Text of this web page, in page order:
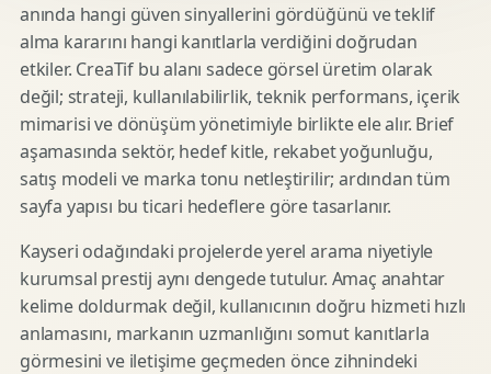
anında hangi güven sinyallerini gördüğünü ve teklif
alma kararını hangi kanıtlarla verdiğini doğrudan
etkiler. CreaTif bu alanı sadece görsel üretim olarak
değil; strateji, kullanılabilirlik, teknik performans, içerik
mimarisi ve dönüşüm yönetimiyle birlikte ele alır. Brief
aşamasında sektör, hedef kitle, rekabet yoğunluğu,
satış modeli ve marka tonu netleştirilir; ardından tüm
sayfa yapısı bu ticari hedeflere göre tasarlanır.
Kayseri odağındaki projelerde yerel arama niyetiyle
kurumsal prestij aynı dengede tutulur. Amaç anahtar
kelime doldurmak değil, kullanıcının doğru hizmeti hızlı
anlamasını, markanın uzmanlığını somut kanıtlarla
görmesini ve iletişime geçmeden önce zihnindeki